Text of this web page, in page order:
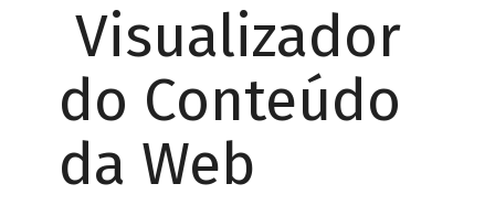
Visualizador
do Conteúdo
da Web